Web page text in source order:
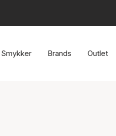
Smykker Brands Outlet